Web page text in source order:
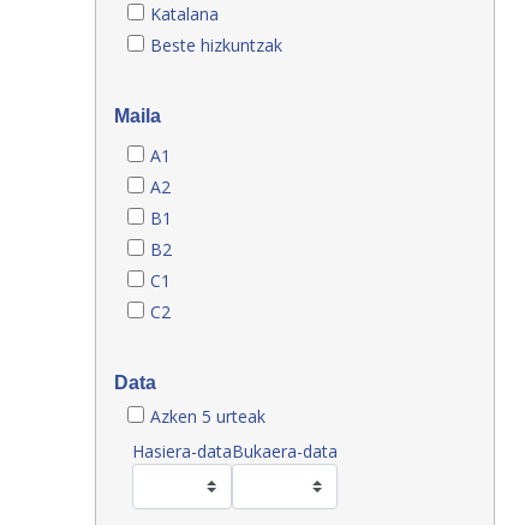
Katalana
Beste hizkuntzak
Maila
A1
A2
B1
B2
C1
C2
Data
Azken 5 urteak
Hasiera-dataBukaera-data